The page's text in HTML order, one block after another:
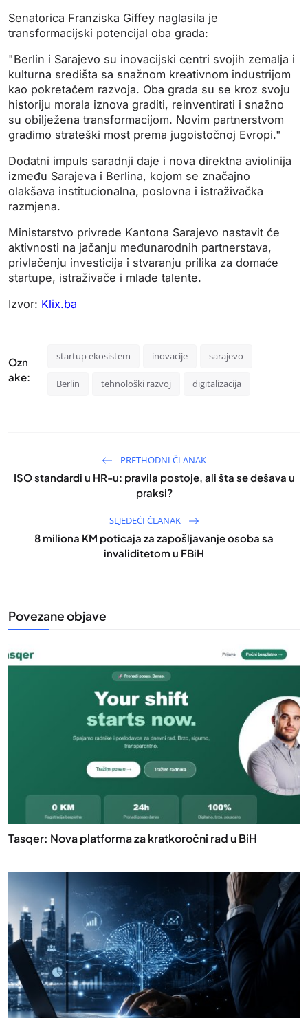
Senatorica Franziska Giffey naglasila je
transformacijski potencijal oba grada:
"Berlin i Sarajevo su inovacijski centri svojih zemalja i
kulturna središta sa snažnom kreativnom industrijom
kao pokretačem razvoja. Oba grada su se kroz svoju
historiju morala iznova graditi, reinventirati i snažno
su obilježena transformacijom. Novim partnerstvom
gradimo strateški most prema jugoistočnoj Evropi."
Dodatni impuls saradnji daje i nova direktna aviolinija
između Sarajeva i Berlina, kojom se značajno
olakšava institucionalna, poslovna i istraživačka
razmjena.
Ministarstvo privrede Kantona Sarajevo nastavit će
aktivnosti na jačanju međunarodnih partnerstava,
privlačenju investicija i stvaranju prilika za domaće
startupe, istraživače i mlade talente.
Izvor: Klix.ba
Ozn
ake:
startup ekosistem inovacije sarajevo
Berlin tehnološki razvoj digitalizacija
PRETHODNI ČLANAK
ISO standardi u HR-u: pravila postoje, ali šta se dešava u
praksi?
SLJEDEĆI ČLANAK
8 miliona KM poticaja za zapošljavanje osoba sa
invaliditetom u FBiH
Povezane objave
Tasqer: Nova platforma za kratkoročni rad u BiH